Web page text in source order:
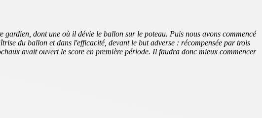
dont une où il dévie le ballon sur le poteau. Puis nous avons commencé
du ballon et dans l'efficacité, devant le but adverse : récompensée par trois
avait ouvert le score en première période. Il faudra donc mieux commencer